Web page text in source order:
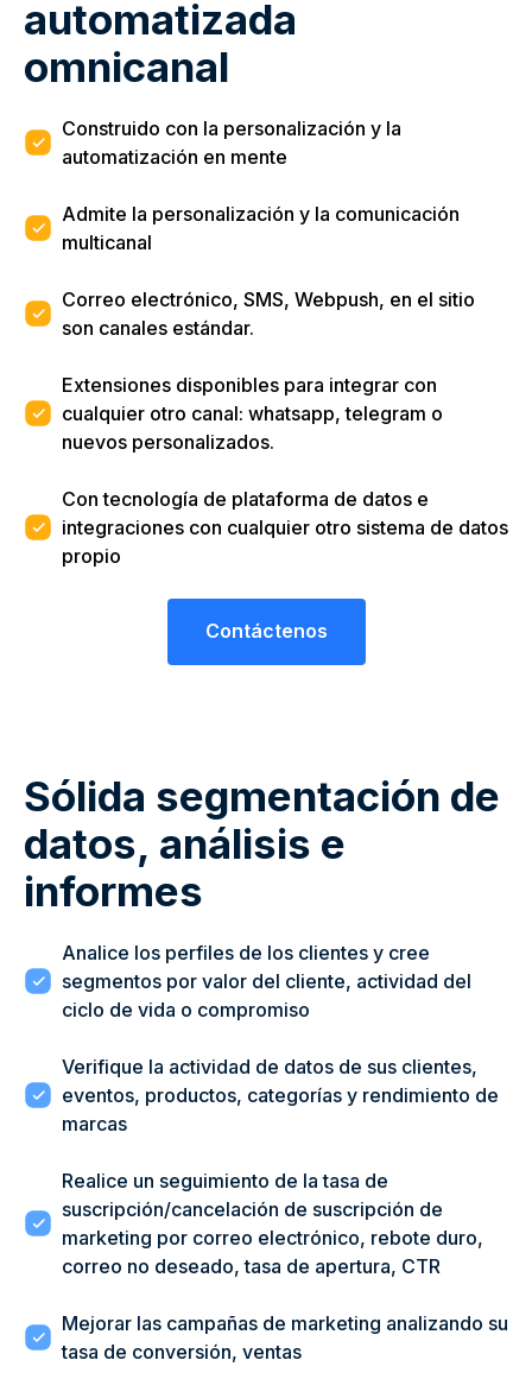
automatizada
omnicanal
Construido con la personalización y la
automatización en mente
Admite la personalización y la comunicación
multicanal
Correo electrónico, SMS, Webpush, en el sitio
son canales estándar.
Extensiones disponibles para integrar con
cualquier otro canal: whatsapp, telegram o
nuevos personalizados.
Con tecnología de plataforma de datos e
integraciones con cualquier otro sistema de datos
propio
Contáctenos
Sólida segmentación de
datos, análisis e
informes
Analice los perfiles de los clientes y cree
segmentos por valor del cliente, actividad del
ciclo de vida o compromiso
Verifique la actividad de datos de sus clientes,
eventos, productos, categorías y rendimiento de
marcas
Realice un seguimiento de la tasa de
suscripción/cancelación de suscripción de
marketing por correo electrónico, rebote duro,
correo no deseado, tasa de apertura, CTR
Mejorar las campañas de marketing analizando su
tasa de conversión, ventas